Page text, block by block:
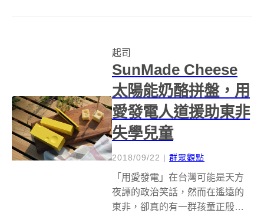
元前 2300 年，有位阿拉伯遊牧民
族...
起司
SunMade Cheese
太陽能奶酪拼盤，用
愛發電人道援助東非
失學兒童
2018/09/22 | 群眾觀點
「用愛發電」在台灣可能是天方
夜譚的政治笑話，然而在遙遠的
東非，卻真的有一群孩童正殷殷